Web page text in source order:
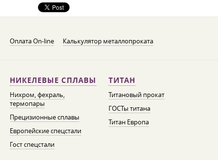
Оплата On-line Калькулятор металлопроката
НИКЕЛЕВЫЕ СПЛАВЫ
Нихром, фехраль,
термопары
Прецизионные сплавы
Европейские спецстали
Гост спецстали
ТИТАН
Титановый прокат
ГОСТы титана
Титан Европа